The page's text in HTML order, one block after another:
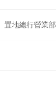
置地總行營業部